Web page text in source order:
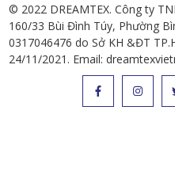
© 2022 DREAMTEX. Công ty
160/33 Bùi Đình Túy, Phường
0317046476 do Sở KH &ĐT
24/11/2021. Email: